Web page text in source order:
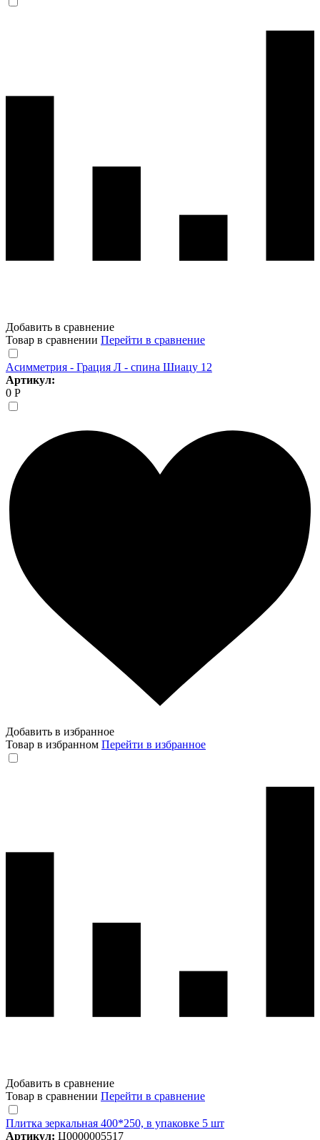
Добавить в сравнение
Товар в сравнении Перейти в сравнение
Асимметрия - Грация Л - спина Шиацу 12
Артикул:
0 Р
Добавить в избранное
Товар в избранном Перейти в избранное
Добавить в сравнение
Товар в сравнении Перейти в сравнение
Плитка зеркальная 400*250, в упаковке 5 шт
Артикул: Ц0000005517